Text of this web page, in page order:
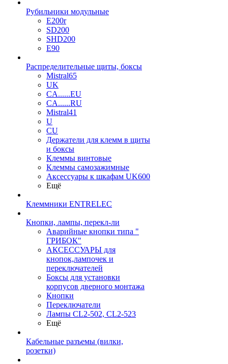
Рубильники модульные
E200r
SD200
SHD200
E90
Распределительные щиты, боксы
Mistral65
UK
CA......EU
CA......RU
Mistral41
U
CU
Держатели для клемм в щиты
и боксы
Клеммы винтовые
Клеммы самозажимные
Аксессуары к шкафам UK600
Ещё
Клеммники ENTRELEC
Кнопки, лампы, перекл-ли
Аварийные кнопки типа "
ГРИБОК"
АКСЕССУАРЫ для
кнопок,лампочек и
переключателей
Боксы для установки
корпусов дверного монтажа
Кнопки
Переключатели
Лампы CL2-502, CL2-523
Ещё
Кабельные разъемы (вилки,
розетки)